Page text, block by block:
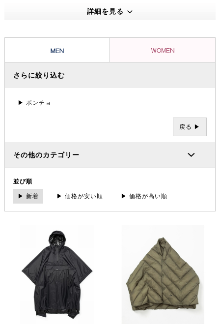
えうる高い機能性・保温性をもつプロダクトは、アウトドアのプロフェ
ッショナルたちから信頼を集め、数々の過酷な冒険やレースを支えてき
詳細を見る
さらに絞り込む
▶ ポンチョ
戻る ▶
その他のカテゴリー
並び順
▶ 新着 ▶ 価格が安い順 ▶ 価格が高い順